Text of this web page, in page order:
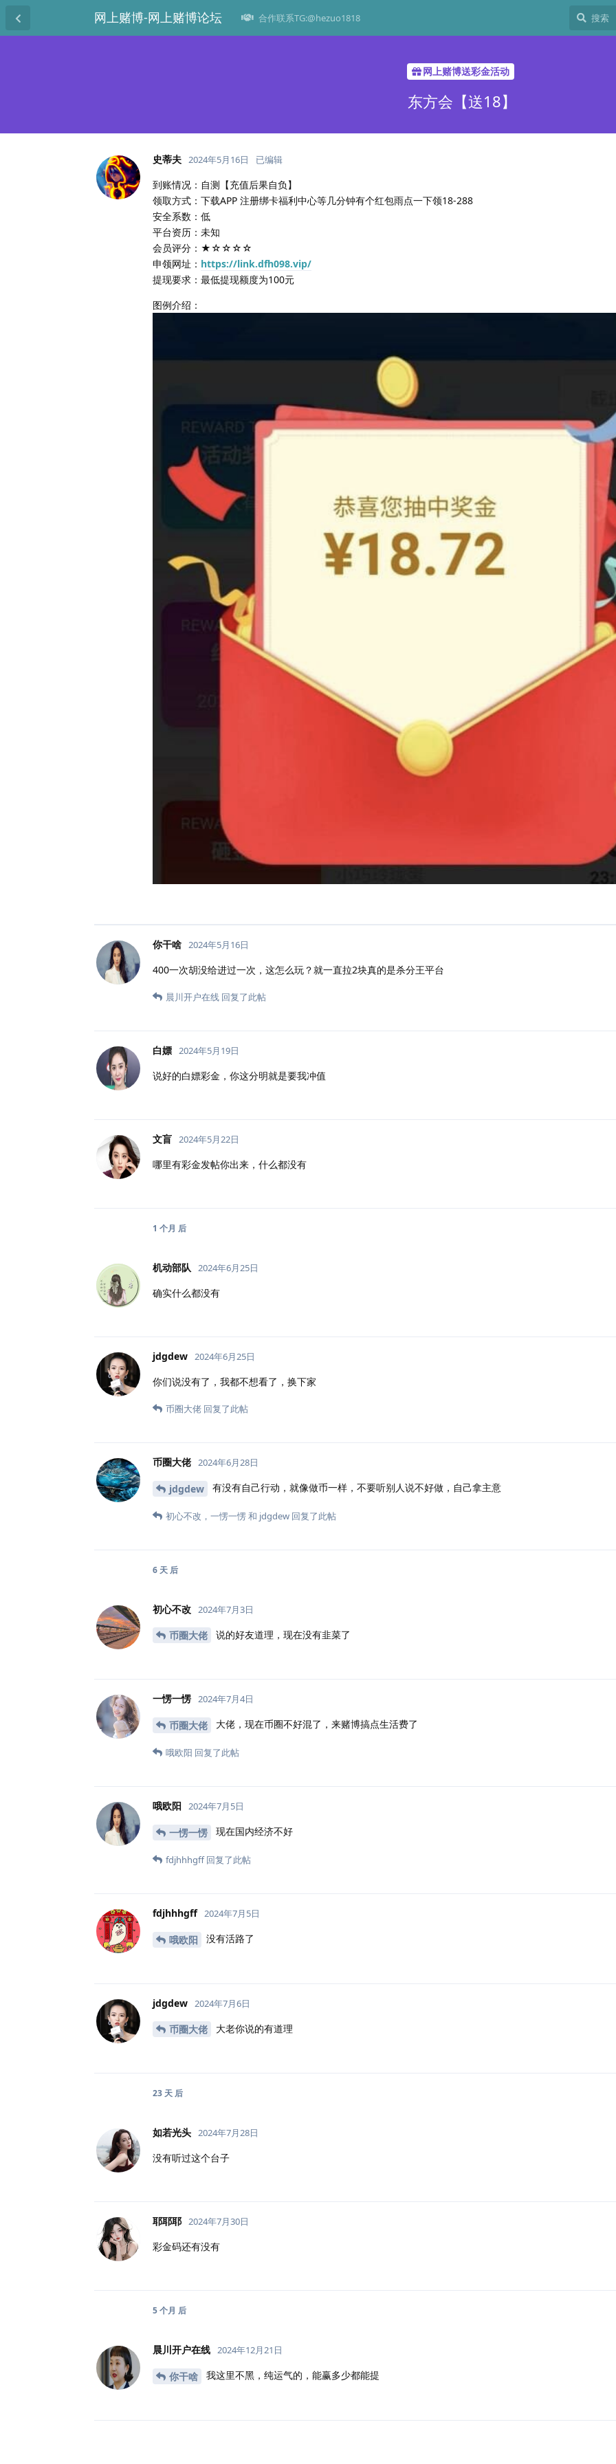
网上赌博-网上赌博论坛 合作联系TG:@hezuo1818
网上赌博送彩金活动
东方会【送18】
史蒂夫 2024年5月16日 已编辑
到账情况：自测【充值后果自负】
领取方式：下载APP 注册绑卡福利中心等几分钟有个红包雨点一下领18-288
安全系数：低
平台资历：未知
会员评分：★☆☆☆☆
申领网址： https://link.dfh098.vip/
提现要求：最低提现额度为100元
图例介绍：
你干啥 2024年5月16日
400一次胡没给进过一次，这怎么玩？就一直拉2块真的是杀分王平台
晨川开户在线 回复了此帖
白嫖 2024年5月19日
说好的白嫖彩金，你这分明就是要我冲值
文盲 2024年5月22日
哪里有彩金发帖你出来，什么都没有
1 个月 后
机动部队 2024年6月25日
确实什么都没有
jdgdew 2024年6月25日
你们说没有了，我都不想看了，换下家
币圈大佬 回复了此帖
币圈大佬 2024年6月28日
jdgdew 有没有自己行动，就像做币一样，不要听别人说不好做，自己拿主意
初心不改 ， 一愣一愣和 jdgdew 回复了此帖
6 天 后
初心不改 2024年7月3日
币圈大佬 说的好友道理，现在没有韭菜了
一愣一愣 2024年7月4日
币圈大佬 大佬，现在币圈不好混了，来赌博搞点生活费了
哦欧阳 回复了此帖
哦欧阳 2024年7月5日
一愣一愣 现在国内经济不好
fdjhhhgff回复了此帖
fdjhhhgff 2024年7月5日
哦欧阳 没有活路了
jdgdew 2024年7月6日
币圈大佬 大老你说的有道理
23 天后
如若光头 2024年7月28日
没有听过这个台子
耶耶耶 2024年7月30日
彩金码还有没有
5 个月 后
晨川开户在线 2024年12月21日
你干啥 我这里不黑，纯运气的，能赢多少都能提